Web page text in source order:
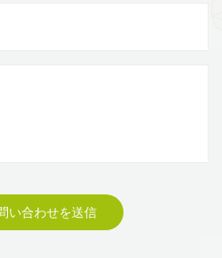
い合わせを送信